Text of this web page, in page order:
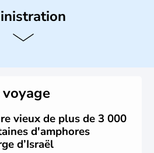
partie est de la Méditerranée,
dans le domaine des nouvelles
vieux de plus de 3 000
d'amphores
d’Israël